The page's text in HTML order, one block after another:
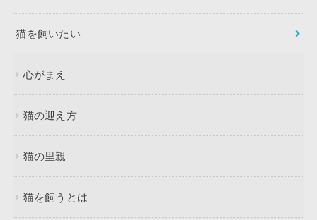
猫を飼いたい
心がまえ
猫の迎え方
猫の里親
猫を飼うとは